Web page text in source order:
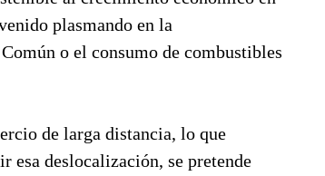
plasmando en la
o el consumo de combustibles
de larga distancia, lo que
esa deslocalización, se pretende